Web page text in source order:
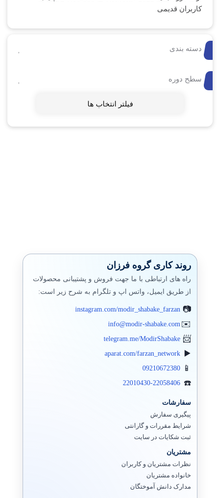
کاربران قدیمی
دسته بندی
سطح دوره
فیلتر انتخاب ها
روند کاری گروه فرزان
راه های ارتباطی با ما جهت فروش و پشتیبانی محصولات
از طریق ایمیل، واتس اپ و تلگرام به شرح زیر است:
instagram.com/modir_shabake_farzan
info@modir-shabake.com
telegram.me/ModirShabake
aparat.com/farzan_network
09210672380
22010430-22058406
سفارشات
پیگیری سفارش
شرایط مقررات و گارانتی
ثبت شکایات در سایت
مشتریان
نظرات مشتریان و کاربران
خانواده مشتریان
مدارک دانش آموختگان